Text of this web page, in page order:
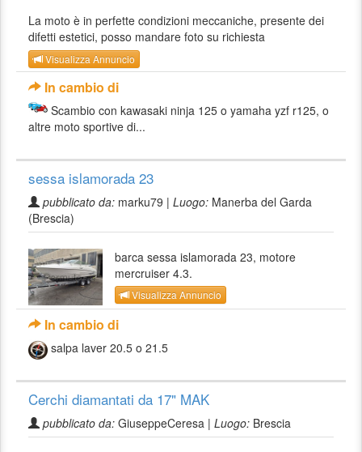
La moto è in perfette condizioni meccaniche, presente dei
difetti estetici, posso mandare foto su richiesta
Visualizza Annuncio
In cambio di
Scambio con kawasaki ninja 125 o yamaha yzf r125, o
altre moto sportive di...
sessa islamorada 23
pubblicato da: marku79 | Luogo: Manerba del Garda
(Brescia)
barca sessa islamorada 23, motore
mercruiser 4.3.
Visualizza Annuncio
In cambio di
salpa laver 20.5 o 21.5
Cerchi diamantati da 17" MAK
pubblicato da: GiuseppeCeresa | Luogo: Brescia